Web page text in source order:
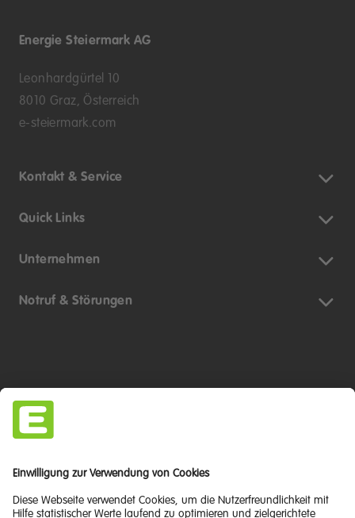
Energie Steiermark AG
Leonhardgürtel 10
8010 Graz, Österreich
e-steiermark.com
Kontakt & Service
Quick Links
Unternehmen
Notruf & Störungen